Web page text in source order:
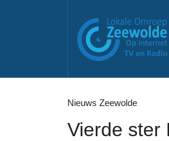
Nieuws Zeewolde
Vierde ster